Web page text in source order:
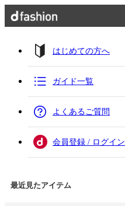
はじめての方へ
ガイド一覧
よくあるご質問
会員登録 / ログイン
最近見たアイテム